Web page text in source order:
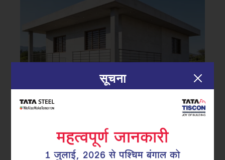
GFX कोटेड सुपर लिंक्स
सूचना